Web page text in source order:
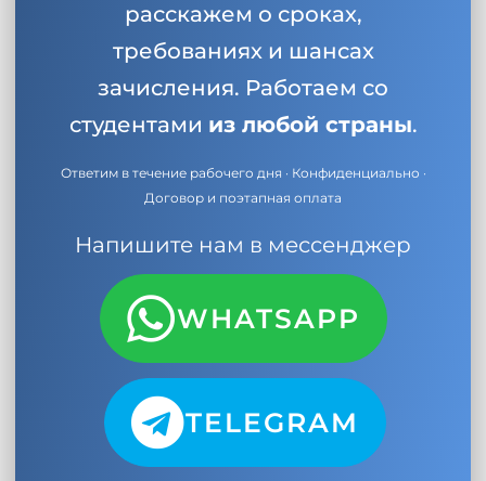
расскажем о сроках,
требованиях и шансах
зачисления. Работаем со
студентами из любой страны.
Ответим в течение рабочего дня · Конфиденциально ·
Договор и поэтапная оплата
Напишите нам в мессенджер
WHATSAPP
TELEGRAM